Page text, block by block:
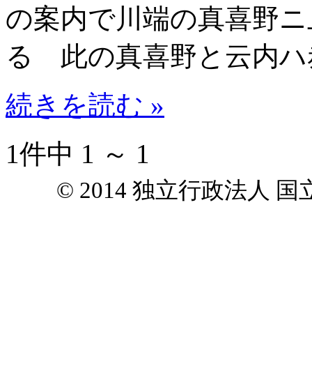
の案内で川端の真喜野
る 此の真喜野と云内ハ
続きを読む »
1件中 1 ～ 1
© 2014 独立行政法人 国